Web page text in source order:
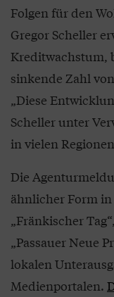
Folgen für den
Gregor Scheller
Kreditwachstum,
sinkende Zahl
„Diese
Scheller unter
in vielen
Die
ähnlicher Form in
„Fränkischer
„Passauer Neue
lokalen
Medienportalen.